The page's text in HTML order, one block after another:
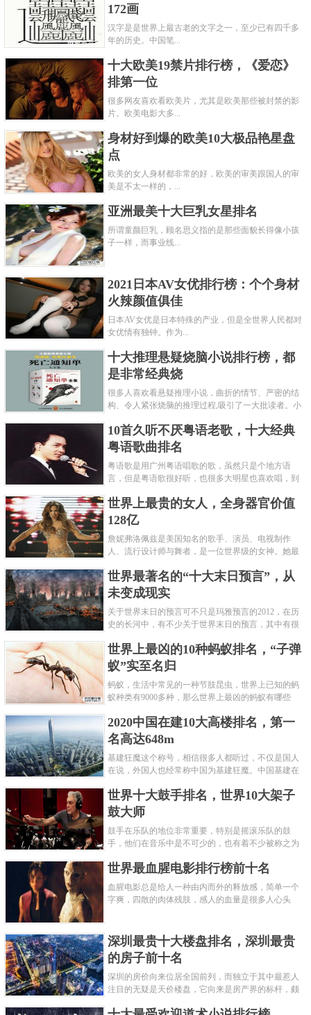
172画
汉字是是世界上最古老的文字之一，至少已有四千多
年的历史。中国笔...
十大欧美19禁片排行榜，《爱恋》
排第一位
很多网友喜欢看欧美片，尤其是欧美那些被封禁的影
片。欧美电影大多...
身材好到爆的欧美10大极品艳星盘
点
欧美的女人身材都非常的好，欧美的审美跟国人的审
美是不太一样的，...
亚洲最美十大巨乳女星排名
所谓童颜巨乳，顾名思义指的是那些面貌长得像小孩
子一样，而事业线...
2021日本AV女优排行榜：个个身材
火辣颜值俱佳
日本AV女优是日本特殊的产业，但是全世界人民都对
女优情有独钟。作为...
十大推理悬疑烧脑小说排行榜，都
是非常经典烧
很多人喜欢看悬疑推理小说，曲折的情节、严密的结
构、令人紧张烧脑的推理过程,吸引了一大批读者。小
常烧脑的经典。 1.《死亡通......
10首久听不厌粤语老歌，十大经典
粤语歌曲排名
粤语歌是用广州粤语唱歌的歌，虽然只是个地方语
言，但是粤语歌很好听，也很多大明星也喜欢唱，到
语歌排行榜中选几首歌都是好......
世界上最贵的女人，全身器官价值
128亿
詹妮弗洛佩兹是美国知名的歌手、演员、电视制作
人、流行设计师与舞者，是一位世界级的女神。她最
堪称是世界上最贵的女人，如......
世界最著名的“十大末日预言”，从
未变成现实
关于世界末日的预言可不只是玛雅预言的2012，在历
史的长河中，有不少关于世界末日的预言，其中有很
数预言世界末日的人都从宗教......
世界上最凶的10种蚂蚁排名，“子弹
蚁”实至名归
蚂蚁，生活中常见的一种节肢昆虫，世界上已知的蚂
蚁种类有9000多种，那么世界上最凶的蚂蚁有哪些
名吧，其中子弹蚁真的是实至名......
2020中国在建10大高楼排名，第一
名高达648m
基建狂魔这个称号，相信很多人都听过，不仅是国人
在说，外国人也经常称中国为基建狂魔。中国基建在
度快而且质量高，我国的超......
世界十大鼓手排名，世界10大架子
鼓大师
鼓手在乐队的地位非常重要，特别是摇滚乐队的鼓
手，他们在音乐中是不可少的，也有着不少被称之为
巴拉排行榜网小编为你们带来......
世界最血腥电影排行榜前十名
血腥电影总是给人一种由内而外的释放感，简单一个
字爽，四散的肉体残肢，感人的血量是很多人心头
深圳最贵十大楼盘排名，深圳最贵
的房子前十名
深圳的房价向来位居全国前列，而独立于其中最惹人
注目的无疑是天价楼盘，它向来是房产界的标杆，颇